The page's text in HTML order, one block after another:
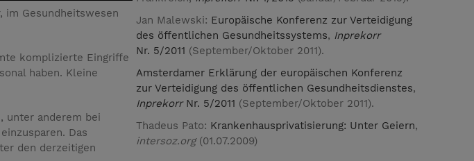
Jan Malewski: Europäische Konferenz zur Verteidigung
des öffentlichen Gesundheitssystems, Inprekorr
Nr. 5/2011 (September/Oktober 2011).
Amsterdamer Erklärung der europäischen Konferenz
zur Verteidigung des öffentlichen Gesundheitsdienstes,
InprekorrNr. 5/2011 (September/Oktober 2011).
Thadeus Pato: Krankenhausprivatisierung: Unter Geiern,
intersoz.org(01.07.2009)
im Gesundheitswesen
komplizierte Eingriffe
haben. Kleine
unter anderem bei
Das
den derzeitigen